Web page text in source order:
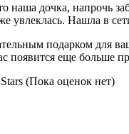
наша дочка, напрочь
увлеклась. Нашла в
подарком для
появится еще больше
(Пока оценок нет)